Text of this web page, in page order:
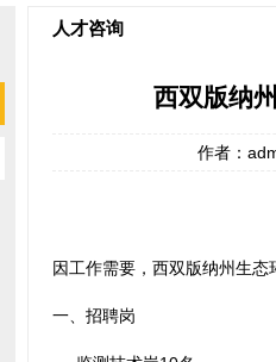
人才咨询
西双版纳
作者：
因工作需要，西双版纳州生
一、招聘岗